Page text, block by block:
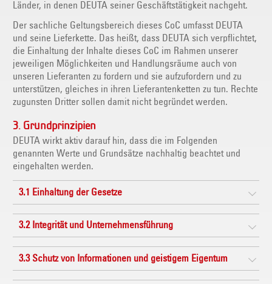
Länder, in denen DEUTA seiner Geschäftstätigkeit nachgeht.
Der sachliche Geltungsbereich dieses CoC umfasst DEUTA
und seine Lieferkette. Das heißt, dass DEUTA sich verpflichtet,
die Einhaltung der Inhalte dieses CoC im Rahmen unserer
jeweiligen Möglichkeiten und Handlungsräume auch von
unseren Lieferanten zu fordern und sie aufzufordern und zu
unterstützen, gleiches in ihren Lieferantenketten zu tun. Rechte
zugunsten Dritter sollen damit nicht begründet werden.
3. Grundprinzipien
DEUTA wirkt aktiv darauf hin, dass die im Folgenden
genannten Werte und Grundsätze nachhaltig beachtet und
eingehalten werden.
3.1 Einhaltung der Gesetze
3.2 Integrität und Unternehmensführung
3.3 Schutz von Informationen und geistigem Eigentum